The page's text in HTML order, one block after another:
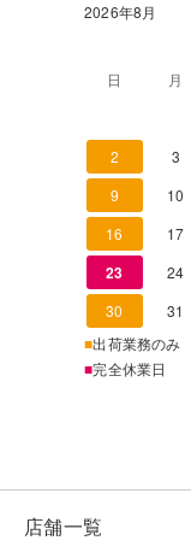
2026年8月
日 月
2
3
9
10
16
17
23 24
30
31
■出荷業務のみ
■完全休業日
店舗一覧